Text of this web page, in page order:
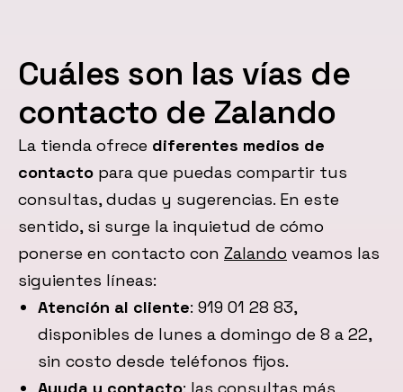
Cuáles son las vías de
contacto de Zalando
La tienda ofrece diferentes medios de
contacto para que puedas compartir tus
consultas, dudas y sugerencias. En este
sentido, si surge la inquietud de cómo
ponerse en contacto con Zalando veamos las
siguientes líneas:
Atención al cliente: 919 01 28 83,
disponibles de lunes a domingo de 8 a 22,
sin costo desde teléfonos fijos.